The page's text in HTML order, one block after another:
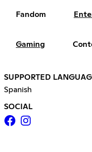
Fandom
Gaming
SUPPORTED
Spanish
SOCIAL